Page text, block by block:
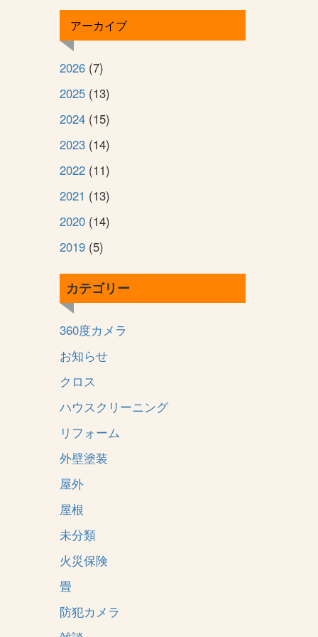
アーカイブ
2026(7)
2025(13)
2024(15)
2023(14)
2022(11)
2021 (13)
2020(14)
2019(5)
カテゴリー
360度カメラ
お知らせ
クロス
ハウスクリーニング
リフォーム
外壁塗装
屋外
屋根
未分類
火災保険
畳
防犯カメラ